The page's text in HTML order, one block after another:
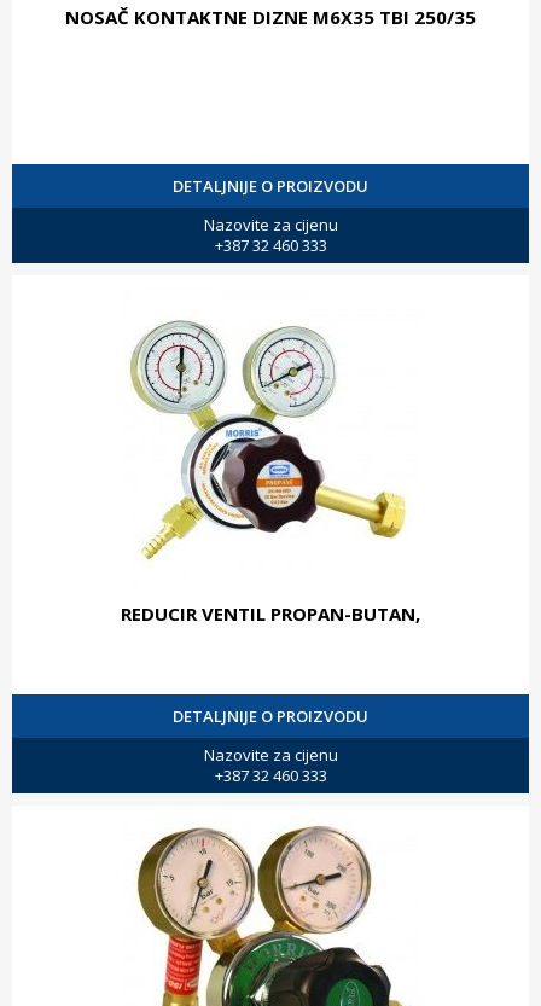
NOSAČ KONTAKTNE DIZNE M6X35 TBI 250/35
DETALJNIJE O PROIZVODU
Nazovite za cijenu
+387 32 460 333
REDUCIR VENTIL PROPAN-BUTAN,
DETALJNIJE O PROIZVODU
Nazovite za cijenu
+387 32 460 333